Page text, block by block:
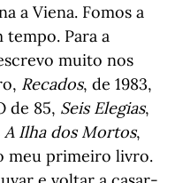
a Viena. Fomos a
tempo. Para a
muito nos
Recados, de 1983,
de 85, Seis Elegias,
A Ilha dos Mortos,
meu primeiro livro.